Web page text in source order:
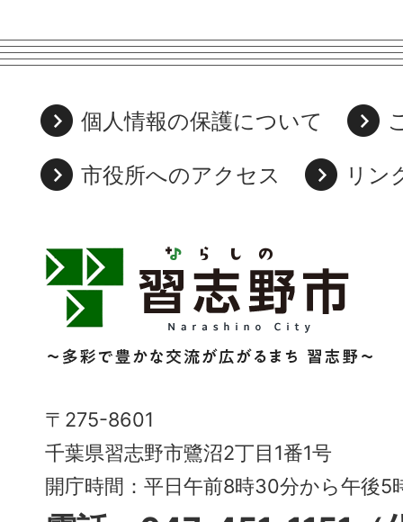
個人情報の保護について
市役所へのアクセス
リン
習
志
野
市
Narashino
City
～
〒275-8601
千葉県習志野市鷺沼2丁目1番1号
開庁時間：平日午前8時30分から午後5